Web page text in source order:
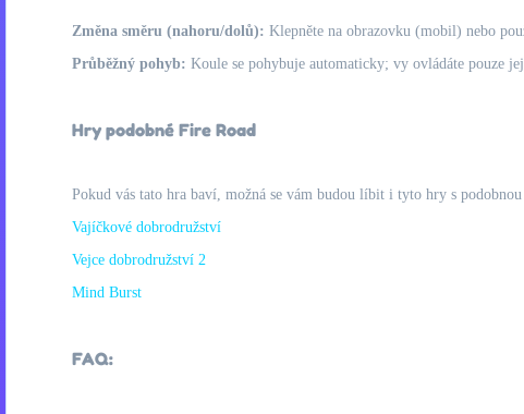
Změna směru (nahoru/dolů): Klepněte na obrazovku (mobil) nebo
Průběžný pohyb: Koule se pohybuje automaticky; vy ovládáte pouze
Hry podobné Fire Road
Pokud vás tato hra baví, možná se vám budou líbit i tyto hry s
Vajíčkové dobrodružství
Vejce dobrodružství 2
Mind Burst
FAQ: